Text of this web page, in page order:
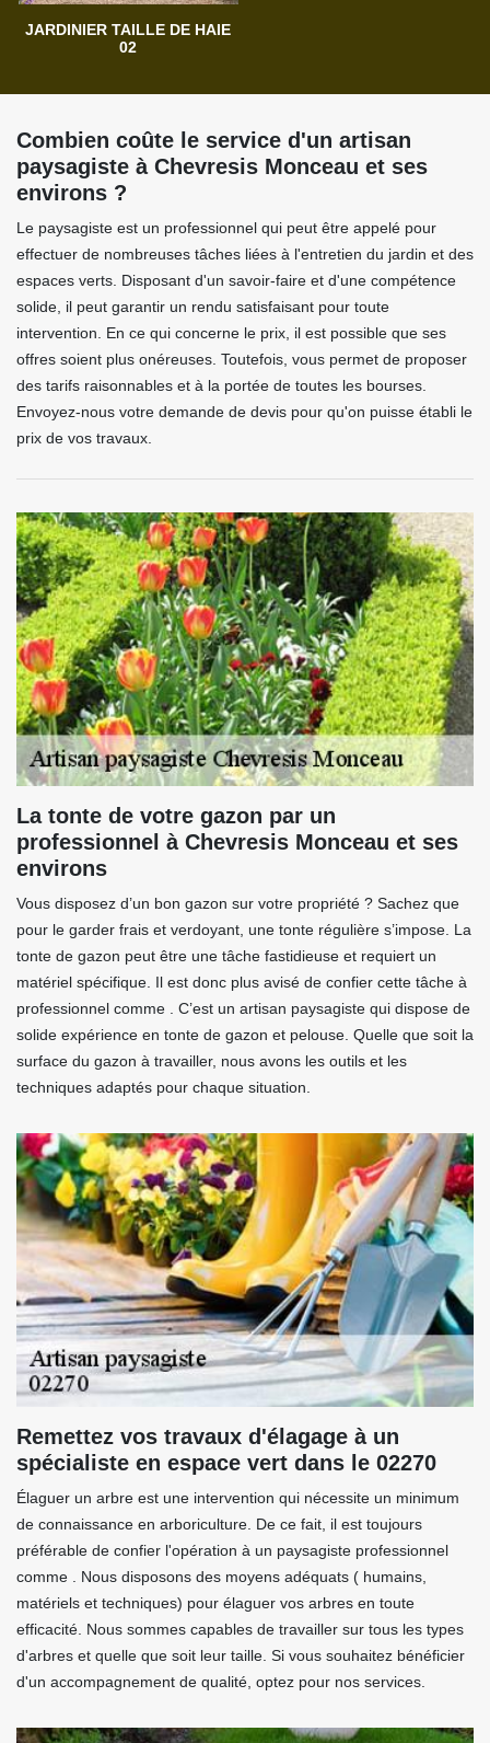
JARDINIER TAILLE DE HAIE
02
Combien coûte le service d'un artisan
paysagiste à Chevresis Monceau et ses
environs ?
Le paysagiste est un professionnel qui peut être appelé pour
effectuer de nombreuses tâches liées à l'entretien du jardin et des
espaces verts. Disposant d'un savoir-faire et d'une compétence
solide, il peut garantir un rendu satisfaisant pour toute
intervention. En ce qui concerne le prix, il est possible que ses
offres soient plus onéreuses. Toutefois, vous permet de proposer
des tarifs raisonnables et à la portée de toutes les bourses.
Envoyez-nous votre demande de devis pour qu'on puisse établi le
prix de vos travaux.
La tonte de votre gazon par un
professionnel à Chevresis Monceau et ses
environs
Vous disposez d’un bon gazon sur votre propriété ? Sachez que
pour le garder frais et verdoyant, une tonte régulière s’impose. La
tonte de gazon peut être une tâche fastidieuse et requiert un
matériel spécifique. Il est donc plus avisé de confier cette tâche à
professionnel comme . C’est un artisan paysagiste qui dispose de
solide expérience en tonte de gazon et pelouse. Quelle que soit la
surface du gazon à travailler, nous avons les outils et les
techniques adaptés pour chaque situation.
Remettez vos travaux d'élagage à un
spécialiste en espace vert dans le 02270
Élaguer un arbre est une intervention qui nécessite un minimum
de connaissance en arboriculture. De ce fait, il est toujours
préférable de confier l'opération à un paysagiste professionnel
comme . Nous disposons des moyens adéquats ( humains,
matériels et techniques) pour élaguer vos arbres en toute
efficacité. Nous sommes capables de travailler sur tous les types
d'arbres et quelle que soit leur taille. Si vous souhaitez bénéficier
d'un accompagnement de qualité, optez pour nos services.